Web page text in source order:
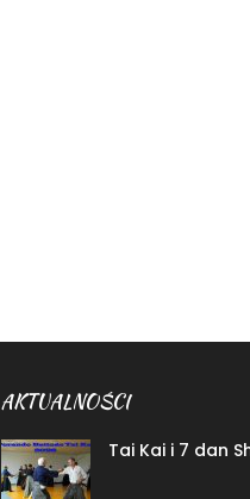
AKTUALNOŚCI
Tai Kai i 7 dan